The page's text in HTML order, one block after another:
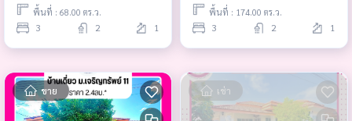
พื้นที่ : 68.00 ตร.ว.
3 2 1
พื้นที่ : 174.00 ตร.ว.
3 2 1
ขาย เช่า